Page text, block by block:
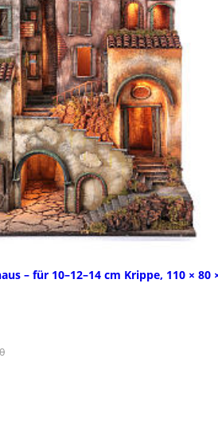
– für 10–12–14 cm Krippe, 110 × 80